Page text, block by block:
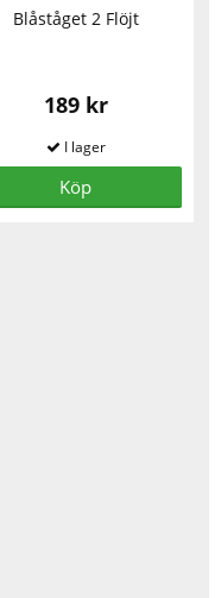
Blåståget 2 Flöjt
189 kr
Köp